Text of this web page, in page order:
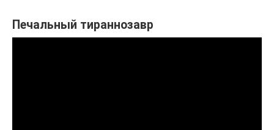
Печальный тираннозавр